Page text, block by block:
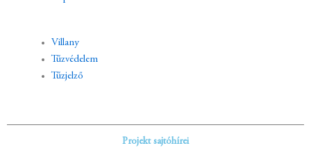
Villany
Tűzvédelem
Tűzjelző
Projekt sajtóhírei